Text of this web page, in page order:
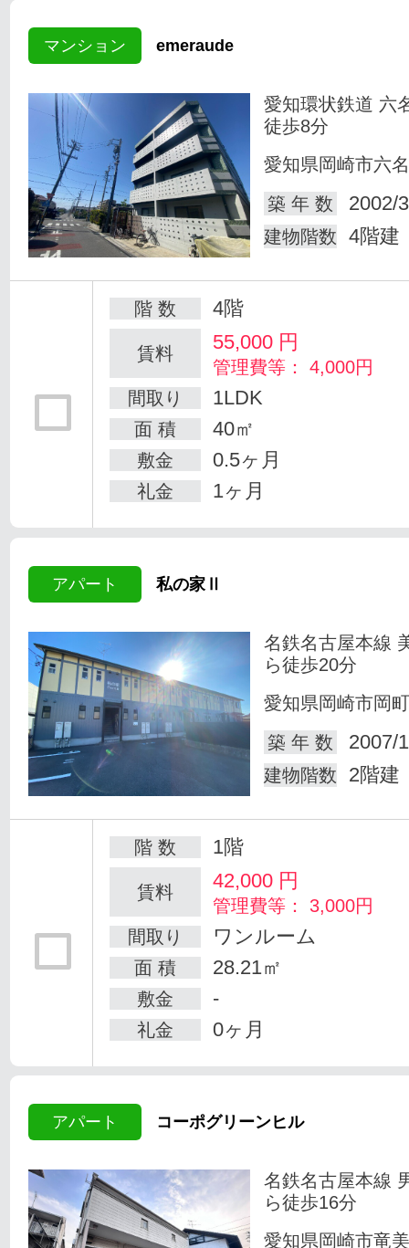
マンション emeraude
愛知環状鉄道 六
徒歩8分
愛知県岡崎市六
築 年 数
2002/
建物階数 4階建
階 数 4階
賃料 55,000 円
管理費等： 4,000円
間取り
1LDK
面 積 40㎡
敷金 0.5ヶ月
礼金 1ヶ月
アパート 私の家Ⅱ
名鉄名古屋本線
ら徒歩20分
愛知県岡崎市岡町
築 年 数
2007/
建物階数 2階建
階 数 1階
賃料 42,000 円
管理費等： 3,000円
間取り
ワンルーム
面 積 28.21㎡
敷金 -
礼金 0ヶ月
アパート コーポグリーンヒル
名鉄名古屋本線
ら徒歩16分
愛知県岡崎市竜